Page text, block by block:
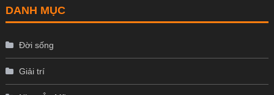
DANH MỤC
Đời sống
Giải trí